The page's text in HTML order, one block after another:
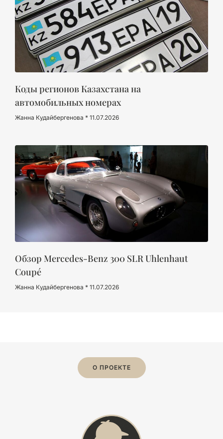
Коды регионов Казахстана на
автомобильных номерах
Жанна Кудайбергенова 11.07.2026
Обзор Mercedes-Benz 300 SLR Uhlenhaut
Coupé
Жанна Кудайбергенова 11.07.2026
О ПРОЕКТЕ